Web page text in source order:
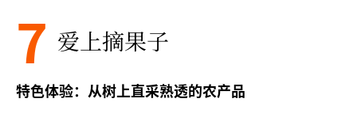
7 爱上摘果子
特色体验：从树上直采熟透的农产品